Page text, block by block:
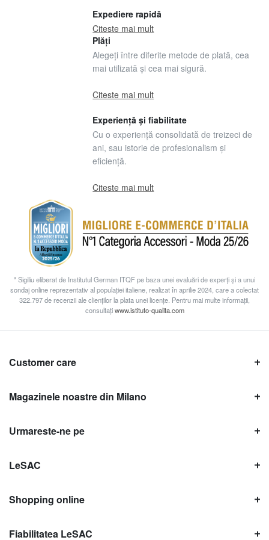
Expediere rapidă
Citeste mai mult
Plăți
Alegeți între diferite metode de plată, cea
mai utilizată și cea mai sigură.
Citeste mai mult
Experiență și fiabilitate
Cu o experiență consolidată de treizeci de
ani, sau istorie de profesionalism și
eficiență.
Citeste mai mult
* Sigiliu eliberat de Institutul German ITQF pe baza unei evaluări de experți și a unui
sondaj online reprezentativ al populației italiene, realizat în aprilie 2024, care a colectat
322.797 de recenzii ale clienților la plata unei licențe. Pentru mai multe informații,
consultațiwww.istituto-qualita.com
Customer care
Magazinele noastre din Milano
Urmareste-ne pe
LeSAC
Shopping online
Fiabilitatea LeSAC